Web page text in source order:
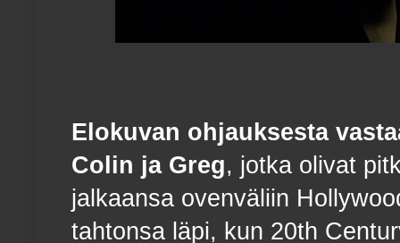
Elokuvan ohjauksesta
Colin ja Greg, jotka olivat
jalkaansa ovenväliin
tahtonsa läpi, kun 20th